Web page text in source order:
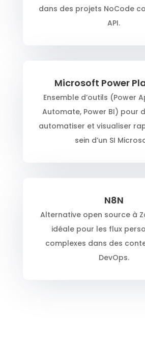
dans des projets NoCode
API.
Microsoft Power
Ensemble d’outils (Power
Automate, Power BI) pour
automatiser et visualiser
sein d’un SI
N8N
Alternative open source à
idéale pour les flux
complexes dans des
DevOps.